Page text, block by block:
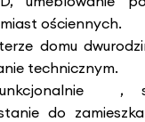
ościennych.
domu
technicznym.
,
do